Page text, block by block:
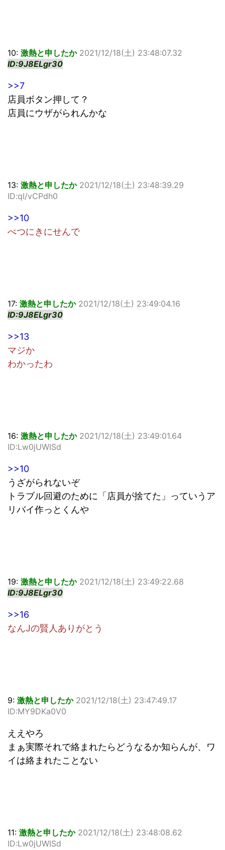
10: 激熱と申したか 2021/12/18(土) 23:48:07.32
ID:9J8ELgr30
>>7
店員ボタン押して？
店員にウザがられんかな
13: 激熱と申したか 2021/12/18(土) 23:48:39.29
ID:qI/vCPdh0
>>10
べつにきにせんで
17: 激熱と申したか 2021/12/18(土) 23:49:04.16
ID:9J8ELgr30
>>13
マジか
わかったわ
16: 激熱と申したか 2021/12/18(土) 23:49:01.64
ID:Lw0jUWISd
>>10
うざがられないぞ
トラブル回避のために「店員が捨てた」っていうア
リバイ作っとくんや
19: 激熱と申したか 2021/12/18(土) 23:49:22.68
ID:9J8ELgr30
>>16
なんJの賢人ありがとう
9: 激熱と申したか 2021/12/18(土) 23:47:49.17
ID:MY9DKa0V0
ええやろ
まぁ実際それで絡まれたらどうなるか知らんが、ワ
イは絡まれたことない
11: 激熱と申したか 2021/12/18(土) 23:48:08.62
ID:Lw0jUWISd